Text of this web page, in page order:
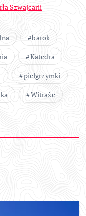
Szwajcarii
barok
Katedra
pielgrzymki
Witraże